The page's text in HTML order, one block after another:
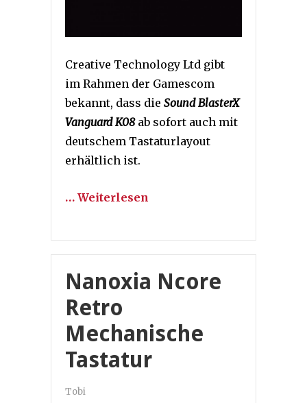
Creative Technology Ltd gibt
im Rahmen der Gamescom
bekannt, dass die Sound BlasterX
Vanguard K08ab sofort auch mit
deutschem Tastaturlayout
erhältlich ist.
… Weiterlesen
Nanoxia Ncore
Retro
Mechanische
Tastatur
Tobi